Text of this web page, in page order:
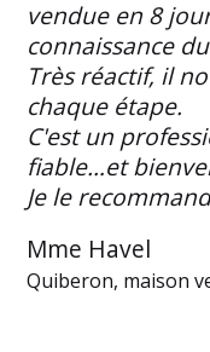
vendue en 8
connaissance
Très réactif, il
chaque étape.
C'est un
fiable…et
Je le
Mme Havel
Quiberon, maison